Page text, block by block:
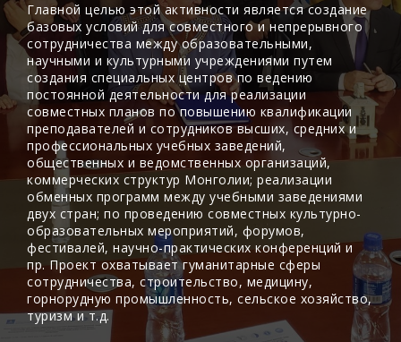
Главной целью этой активности является создание
базовых условий для совместного и непрерывного
сотрудничества между образовательными,
научными и культурными учреждениями путем
создания специальных центров по ведению
постоянной деятельности для реализации
совместных планов по повышению квалификации
преподавателей и сотрудников высших, средних и
профессиональных учебных заведений,
общественных и ведомственных организаций,
коммерческих структур Монголии; реализации
обменных программ между учебными заведениями
двух стран; по проведению совместных культурно-
образовательных мероприятий, форумов,
фестивалей, научно-практических конференций и
пр. Проект охватывает гуманитарные сферы
сотрудничества, строительство, медицину,
горнорудную промышленность, сельское хозяйство,
туризм и т.д.